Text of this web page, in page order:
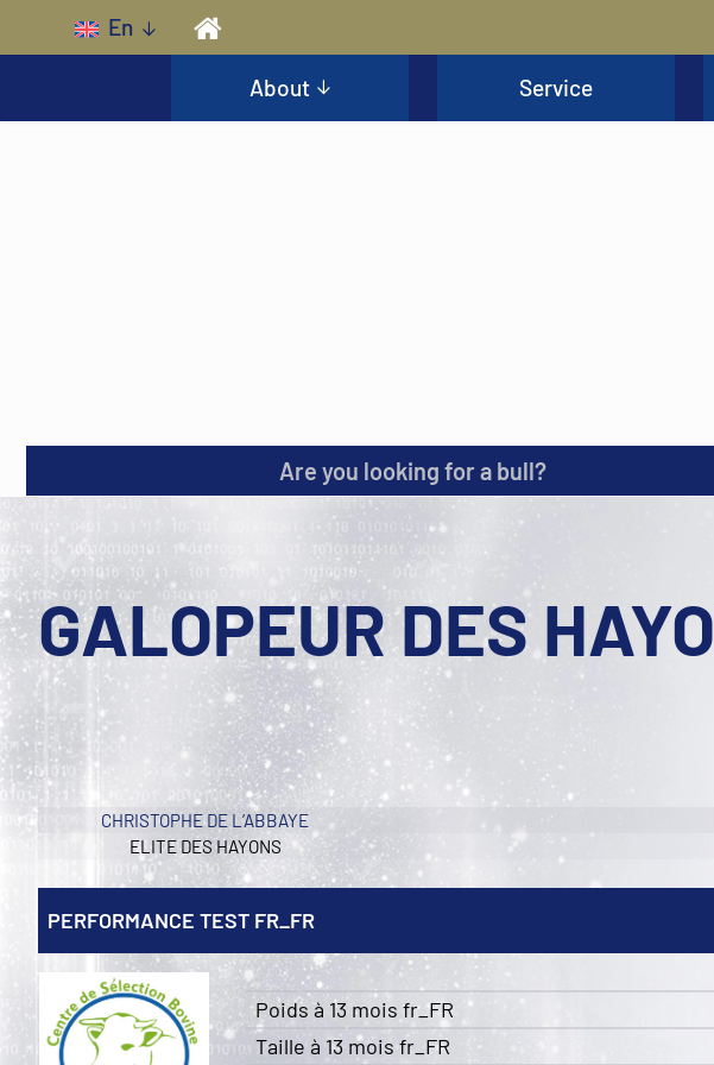
Skip to main content
En
About Service
Are you looking for a bull?
GALOPEUR DES
CHRISTOPHE DE L’ABBAYE
ELITE DES HAYONS
PERFORMANCE TEST FR_FR
Poids à 13 mois fr_FR
Taille à 13 mois fr_FR